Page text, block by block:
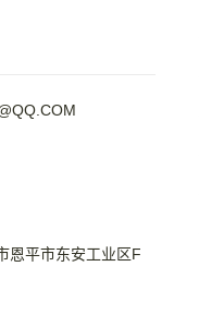
恩平市东安工业区F